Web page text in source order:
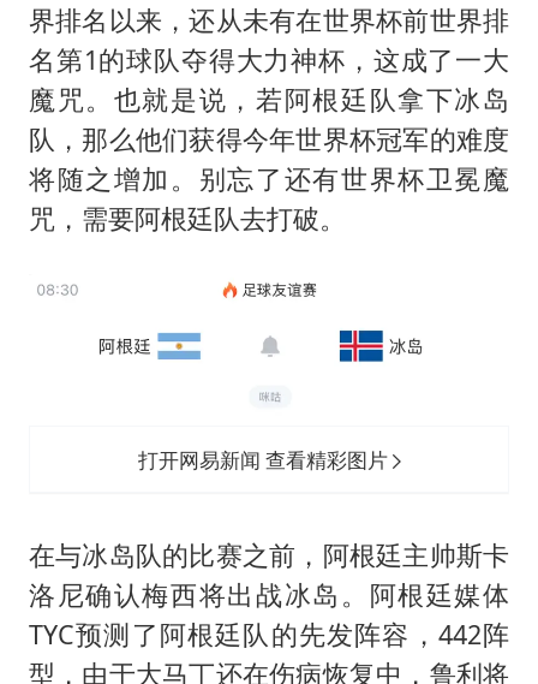
界排名以来，还从未有在世界杯前世界排
名第1的球队夺得大力神杯，这成了一大
魔咒。也就是说，若阿根廷队拿下冰岛
队，那么他们获得今年世界杯冠军的难度
将随之增加。别忘了还有世界杯卫冕魔
咒，需要阿根廷队去打破。
打开网易新闻 查看精彩图片
在与冰岛队的比赛之前，阿根廷主帅斯卡
洛尼确认梅西将出战冰岛。阿根廷媒体
TYC预测了阿根廷队的先发阵容，442阵
型，由于大马丁还在伤病恢复中，鲁利将